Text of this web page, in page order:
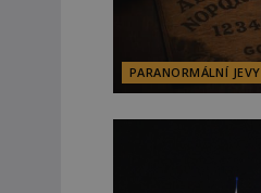
PARANORMÁLNÍ JEVY